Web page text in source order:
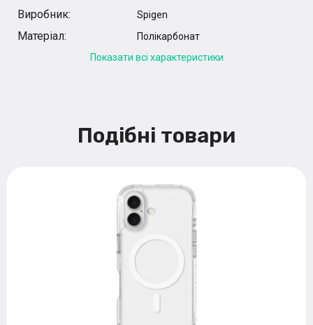
Виробник:
Spigen
Матеріал:
Полікарбонат
Показати всі характеристики
Подібні товари